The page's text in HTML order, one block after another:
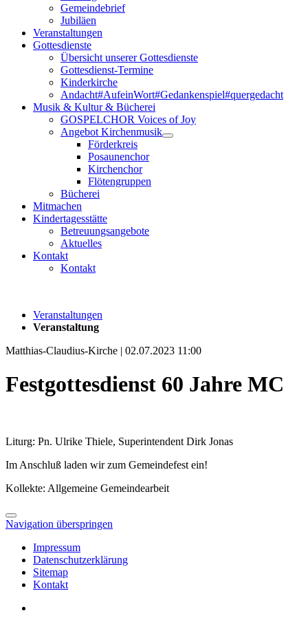
Gemeindebrief
Jubiläen
Veranstaltungen
Gottesdienste
Übersicht unserer Gottesdienste
Gottesdienst-Termine
Kinderkirche
Andacht#AufeinWort#Gedankenspiel#quergedacht
Musik & Kultur & Bücherei
GOSPELCHOR Voices of Joy
Angebot Kirchenmusik
Förderkreis
Posaunenchor
Kirchenchor
Flötengruppen
Bücherei
Mitmachen
Kindertagesstätte
Betreuungsangebote
Aktuelles
Kontakt
Kontakt
Veranstaltungen
Veranstaltung
Matthias-Claudius-Kirche | 02.07.2023 11:00
Festgottesdienst 60 Jahre MC
Liturg: Pn. Ulrike Thiele, Superintendent Dirk Jonas
Im Anschluß laden wir zum Gemeindefest ein!
Kollekte: Allgemeine Gemeindearbeit
Navigation überspringen
Impressum
Datenschutzerklärung
Sitemap
Kontakt